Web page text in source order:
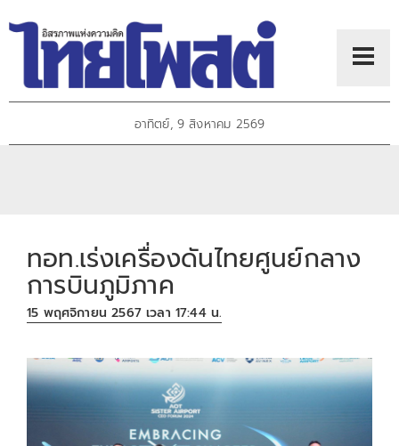
อาทิตย์, 9 สิงหาคม 2569
ทอท.เร่งเครื่องดันไทยศูนย์กลาง
การบินภูมิภาค
15 พฤศจิกายน 2567 เวลา 17:44 น.